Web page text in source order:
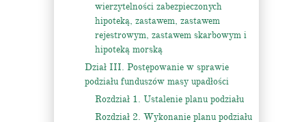
wierzytelności zabezpieczonych
hipoteką, zastawem, zastawem
rejestrowym, zastawem skarbowym i
hipoteką morską
Dział III. Postępowanie w sprawie
podziału funduszów masy upadłości
Rozdział 1. Ustalenie planu podziału
Rozdział 2. Wykonanie planu podziału